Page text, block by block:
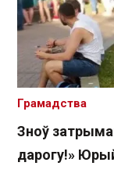
Зноў
дарогу!»
Грамадства